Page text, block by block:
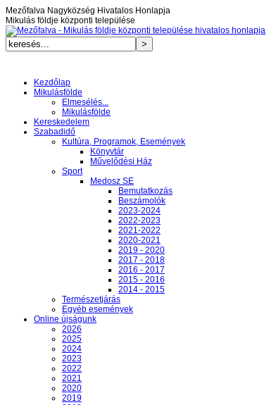
Mezőfalva Nagyközség Hivatalos Honlapja
Mikulás földje központi települése
Kezdőlap
Mikulásfölde
Elmesélés...
Mikulásfölde
Kereskedelem
Szabadidő
Kultúra, Programok, Események
Könyvtár
Művelődési Ház
Sport
Medosz SE
Bemutatkozás
Beszámolók
2023-2024
2022-2023
2021-2022
2020-2021
2019 - 2020
2017 - 2018
2016 - 2017
2015 - 2016
2014 - 2015
Természetjárás
Egyéb események
Online újságunk
2026
2025
2024
2023
2022
2021
2020
2019